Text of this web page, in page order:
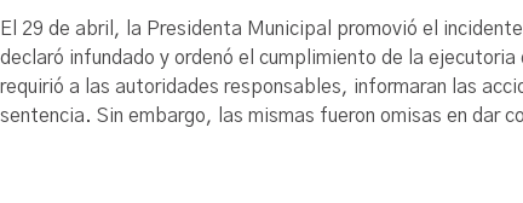
El 29 de abril, la Presidenta Municipal promovió el
declaró infundado y ordenó el cumplimiento de la
requirió a las autoridades responsables, informaran las
sentencia. Sin embargo, las mismas fueron omisas en dar